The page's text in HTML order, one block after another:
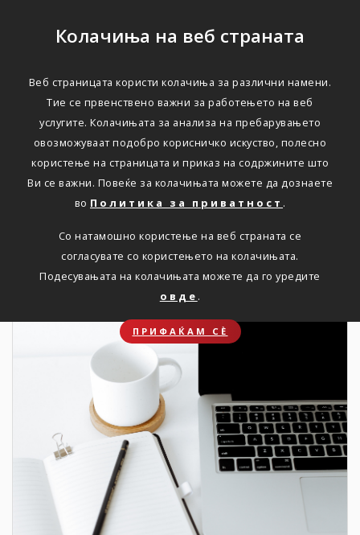
Колачиња на веб страната
Веб страницата користи колачиња за различни намени.
Тие се првенствено важни за работењето на веб
услугите. Колачињата за анализа на пребарувањето
овозможуваат подобро корисничко искуство, полесно
користење на страницата и приказ на содржините што
Ви се важни. Повеќе за колачињата можете да дознаете
во Политика за приватност .
Со натамошно користење на веб страната се
согласувате со користењето на колачињата.
Подесувањата на колачињата можете да го уредите
овде .
ПРИФАЌАМ СЀ
НОВОСТИ
Актуелно
Новости
16. 08. 2024